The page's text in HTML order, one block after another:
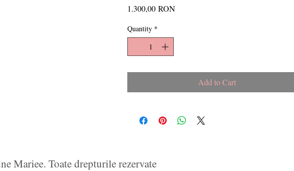
1.300,00 RONPrice
Quantity *
Add to Cart
Mariee. Toate drepturile rezervate